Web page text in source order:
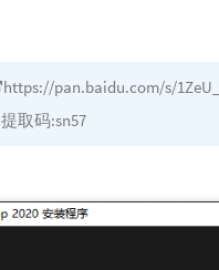
https://pan.baidu.com/s/
提取码:sn57